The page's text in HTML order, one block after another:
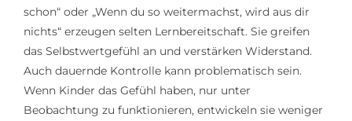
schon“ oder „Wenn du so weitermachst, wird aus dir
nichts“ erzeugen selten Lernbereitschaft. Sie greifen
das Selbstwertgefühl an und verstärken Widerstand.
Auch dauernde Kontrolle kann problematisch sein.
Wenn Kinder das Gefühl haben, nur unter
Beobachtung zu funktionieren, entwickeln sie weniger